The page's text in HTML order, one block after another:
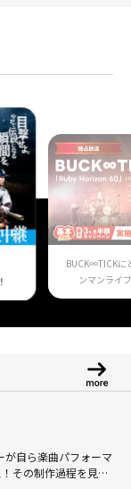
BUCK∞TICKに
ンマンライ
が自ら楽曲パフォーマ
その制作過程を見届